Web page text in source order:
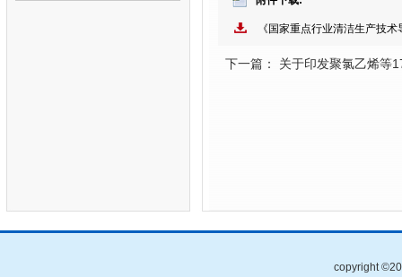
《国家重点行业清洁生产技
下一篇： 关于印发聚氯乙烯等
copyright